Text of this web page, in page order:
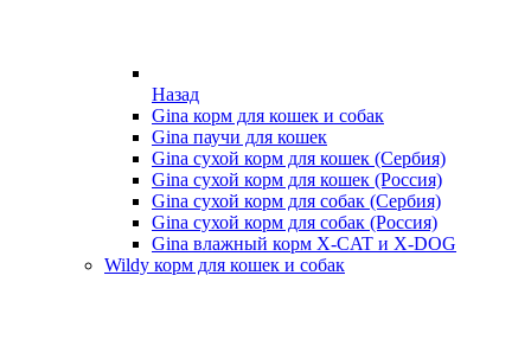
Назад
Gina корм для кошек и собак
Gina паучи для кошек
Gina сухой корм для кошек (Сербия)
Gina сухой корм для кошек (Россия)
Gina сухой корм для собак (Сербия)
Gina сухой корм для собак (Россия)
Gina влажный корм X-CAT и X-DOG
Wildy корм для кошек и собак